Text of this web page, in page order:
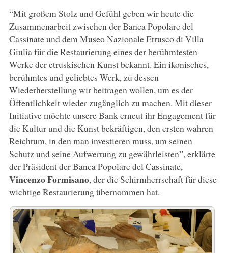
“Mit großem Stolz und Gefühl geben wir heute die
Zusammenarbeit zwischen der Banca Popolare del
Cassinate und dem Museo Nazionale Etrusco di Villa
Giulia für die Restaurierung eines der berühmtesten
Werke der etruskischen Kunst bekannt. Ein ikonisches,
berühmtes und geliebtes Werk, zu dessen
Wiederherstellung wir beitragen wollen, um es der
Öffentlichkeit wieder zugänglich zu machen. Mit dieser
Initiative möchte unsere Bank erneut ihr Engagement für
die Kultur und die Kunst bekräftigen, den ersten wahren
Reichtum, in den man investieren muss, um seinen
Schutz und seine Aufwertung zu gewährleisten”, erklärte
der Präsident der Banca Popolare del Cassinate,
Vincenzo Formisano, der die Schirmherrschaft für diese
wichtige Restaurierung übernommen hat.